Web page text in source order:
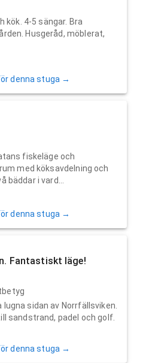
kök. 4-5 sängar. Bra
Husgeråd, möblerat,
denna stuga →
fiskeläge och
med köksavdelning och
bäddar i vard...
denna stuga →
Fantastiskt läge!
sidan av Norrfällsviken.
sandstrand, padel och golf.
denna stuga →